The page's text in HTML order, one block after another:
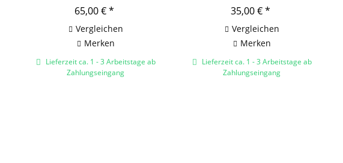
65,00 € *
Vergleichen
Merken
Lieferzeit ca. 1 - 3 Arbeitstage ab
Zahlungseingang
35,00 € *
Vergleichen
Merken
Lieferzeit ca. 1 - 3 Arbeitstage ab
Zahlungseingang